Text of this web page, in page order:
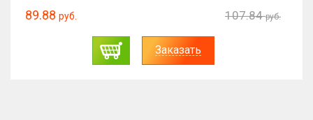
89.88 руб. 107.84 руб.
Заказать